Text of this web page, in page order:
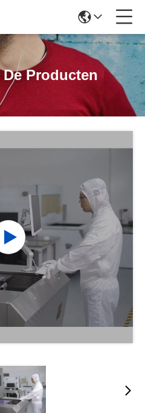
Producten